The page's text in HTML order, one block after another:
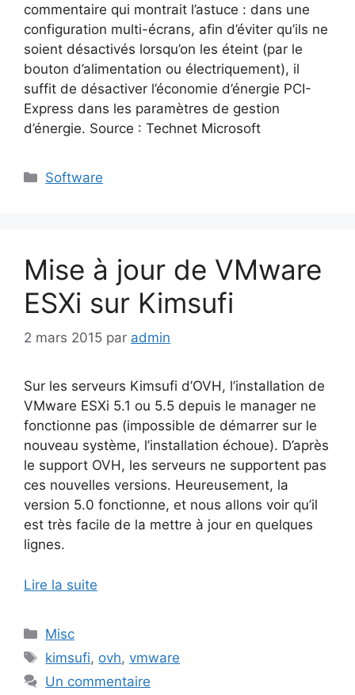
commentaire qui montrait l’astuce : dans une
configuration multi-écrans, afin d’éviter qu’ils ne
soient désactivés lorsqu’on les éteint (par le
bouton d’alimentation ou électriquement), il
suffit de désactiver l’économie d’énergie PCI-
Express dans les paramètres de gestion
d’énergie. Source : Technet Microsoft
Catégories
Software
Mise à jour de VMware
ESXi sur Kimsufi
2 mars 2015 par admin
Sur les serveurs Kimsufi d’OVH, l’installation de
VMware ESXi 5.1 ou 5.5 depuis le manager ne
fonctionne pas (impossible de démarrer sur le
nouveau système, l’installation échoue). D’après
le support OVH, les serveurs ne supportent pas
ces nouvelles versions. Heureusement, la
version 5.0 fonctionne, et nous allons voir qu’il
est très facile de la mettre à jour en quelques
lignes.
Lire la suite
Catégories
Misc
Étiquettes
kimsufi, ovh,vmware
Un commentaire